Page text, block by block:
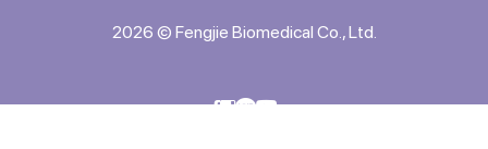
2026 © Fengjie Biomedical Co., Ltd.